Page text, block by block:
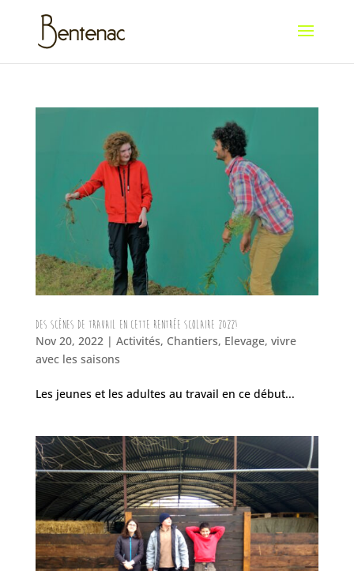
Des scènes de travail en cette rentrée scolaire 2022!
Nov 20, 2022| Activités, Chantiers, Elevage, vivre
avec les saisons
Les jeunes et les adultes au travail en ce début...